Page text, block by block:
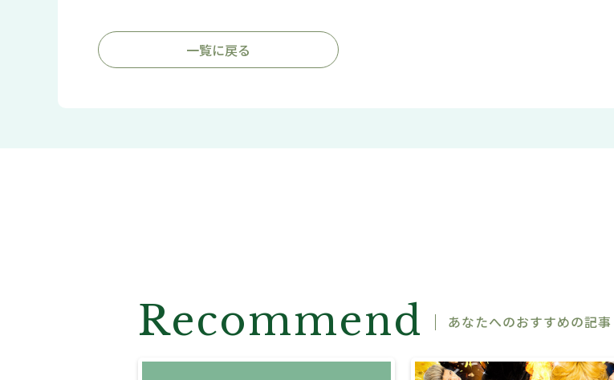
一覧に戻る
Recommend あなたへのおすすめの記事